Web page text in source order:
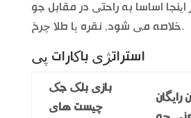
اساسا به راحتی در مقابل جو
خلاصه می شود, نقره یا طلا چرخ.
استراتژی باکارات پی
بازی بلک جک
چیست های
رایگان